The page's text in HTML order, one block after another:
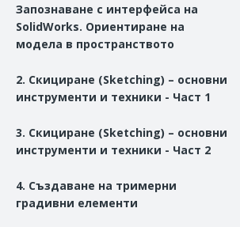
Запознаване с интерфейса на
SolidWorks. Ориентиране на
модела в пространството
2. Скициране (Sketching) – основни
инструменти и техники - Част 1
3. Скициране (Sketching) – основни
инструменти и техники - Част 2
4. Създаване на тримерни
градивни елементи